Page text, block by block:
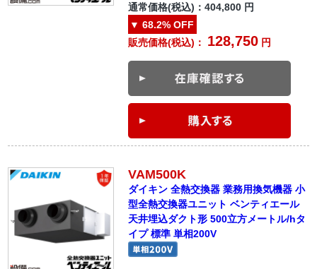
通常価格(税込)：404,800 円
▼ 68.2% OFF
販売価格(税込)： 128,750 円
VAM500K
ダイキン 全熱交換器 業務用換気機器 小
型全熱交換器ユニット ベンティエール
天井埋込ダクト形 500立方メートル/hタ
イプ 標準 単相200V